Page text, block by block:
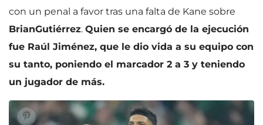
con un penal a favor tras una falta de Kane sobre
BrianGutiérrez. Quien se encargó de la ejecución
fue Raúl Jiménez, que le dio vida a su equipo con
su tanto, poniendo el marcador 2 a 3 y teniendo
un jugador de más.